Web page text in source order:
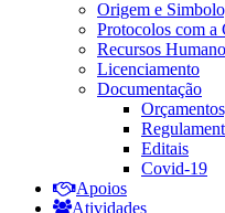
Origem e
Protocolos com a
Recursos
Licenciamento
Documentação
Editais
Covid-19
Apoios
Atividades